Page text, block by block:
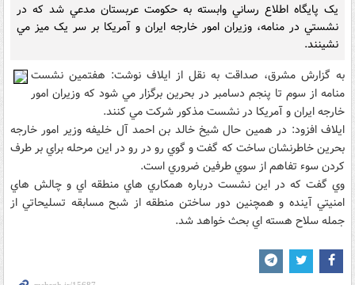
يک پايگاه اطلاع رساني وابسته به حکومت عربستان مدعي شد که در
نشستي در منامه، وزيران امور خارجه ايران و آمريکا بر سر يک ميز مي
نشينند.
به گزارش مشرق، صداقت به نقل از ايلاف نوشت: هفتمين نشست
منامه از سوم تا پنجم دسامبر در بحرين برگزار مي شود که وزيران امور
خارجه ايران و آمريکا در نشست مذکور شرکت مي کنند.
ايلاف افزود: در همين حال شيخ خالد بن احمد آل خليفه وزير امور خارجه
بحرين خاطرنشان ساخت که گفت و گوي رو در رو در اين مرحله براي بر طرف
کردن سوء تفاهم از سوي طرفين ضروري است.
وي گفت که در اين نشست درباره همکاري هاي منطقه اي و چالش هاي
امنيتي آينده و همچنين دور ساختن منطقه از شبح مسابقه تسليحاتي از
جمله سلاح هسته اي بحث خواهد شد.